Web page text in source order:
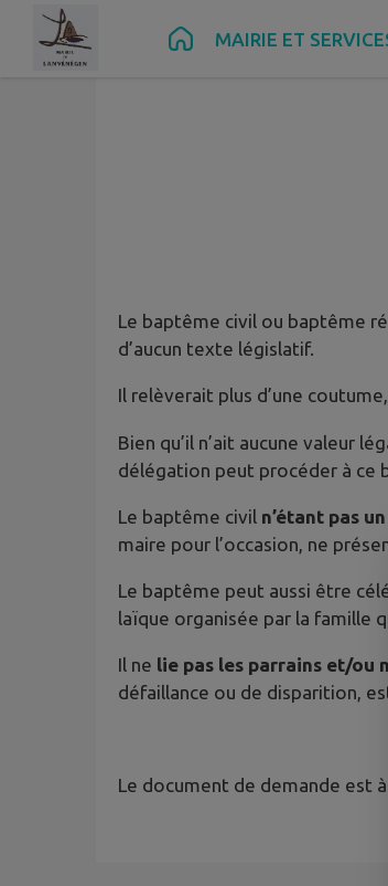
Contenu Menu Recherche Pied de
MAIRIE ET
Le baptême civil ou baptême
d’aucun texte législatif.
Il relèverait plus d’une
Bien qu’il n’ait aucune valeur
délégation peut procéder à ce
Le baptême civil n’étant pas
maire pour l’occasion, ne
Le baptême peut aussi être
laïque organisée par la famille
Il ne lie pas les parrains et/ou
défaillance ou de disparition,
Le document de demande est à